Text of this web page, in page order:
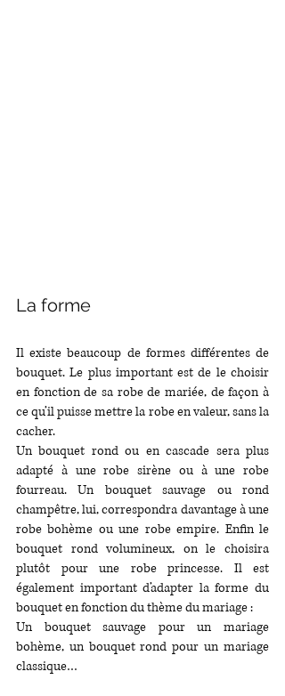
La forme
Il existe beaucoup de formes différentes de
bouquet. Le plus important est de le choisir
en fonction de sa robe de mariée, de façon à
ce qu’il puisse mettre la robe en valeur, sans la
cacher.
Un bouquet rond ou en cascade sera plus
adapté à une robe sirène ou à une robe
fourreau. Un bouquet sauvage ou rond
champêtre, lui, correspondra davantage à une
robe bohème ou une robe empire. Enfin le
bouquet rond volumineux, on le choisira
plutôt pour une robe princesse. Il est
également important d’adapter la forme du
bouquet en fonction du thème du mariage :
Un bouquet sauvage pour un mariage
bohème, un bouquet rond pour un mariage
classique…